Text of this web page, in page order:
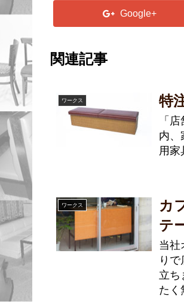
Google+
関連記事
ワークス 特
「
内、
用家
ワークス
カ
テ
当社
り
立ち
たく